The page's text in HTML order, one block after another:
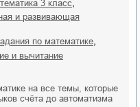
3 класс
задания по математике
и вычитание
на все темы, которые
счёта до автоматизма